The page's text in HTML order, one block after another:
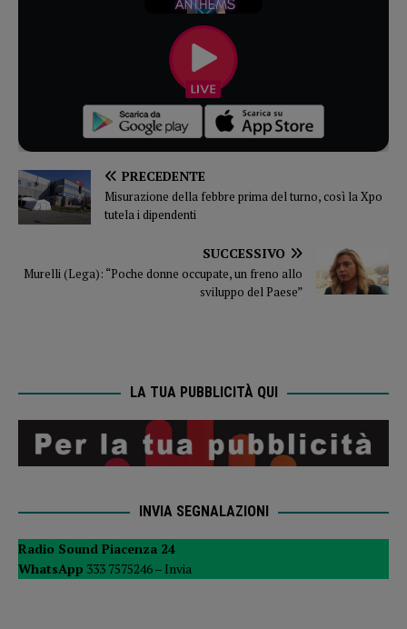
PRECEDENTE
Misurazione della febbre prima del turno, così la Xpo
tutela i dipendenti
SUCCESSIVO
Murelli (Lega): “Poche donne occupate, un freno allo
sviluppo del Paese”
LA TUA PUBBLICITÀ QUI
INVIA SEGNALAZIONI
Radio Sound Piacenza 24
WhatsApp 333 7575246 – Invia